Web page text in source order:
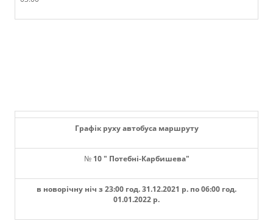
Графік руху автобуса маршруту
№ 10 " Потебні-Карбишева"
в новорічну ніч з 23:00 год. 31.12.2021 р. по 06:00 год.
01.01.2022 р.